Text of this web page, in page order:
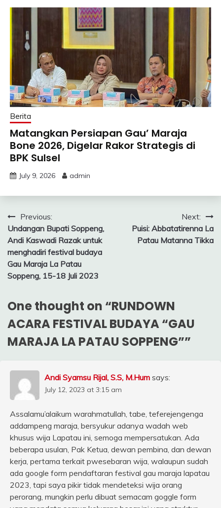
Berita
Matangkan Persiapan Gau’ Maraja
Bone 2026, Digelar Rakor Strategis di
BPK Sulsel
July 9, 2026 admin
Post
navigation
Previous:
Undangan Bupati Soppeng,
Andi Kaswadi Razak untuk
menghadiri festival budaya
Gau Maraja La Patau
Soppeng, 15-18 Juli 2023
Next:
Puisi: Abbatatirenna La
Patau Matanna Tikka
One thought on “RUNDOWN
ACARA FESTIVAL BUDAYA “GAU
MARAJA LA PATAU SOPPENG””
Andi Syamsu Rijal, S.S, M.Hum says:
July 12, 2023 at 3:15 am
Assalamu’alaikum warahmatullah, tabe, teferejengenga
addampeng maraja, bersyukur adanya wadah web
khusus wija Lapatau ini, semoga mempersatukan. Ada
beberapa usulan, Pak Ketua, dewan pembina, dan dewan
kerja, pertama terkait pwesebaran wija, walaupun sudah
ada google form pendaftaran festival gau maraja lapatau
2023, tapi saya pikir tidak mendeteksi wija orang
perorang, mungkin perlu dibuat semacam goggle form